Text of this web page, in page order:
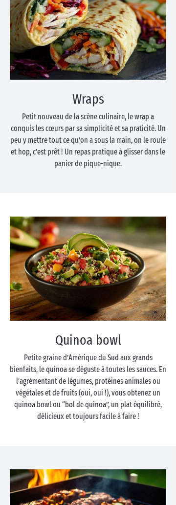
Wraps
Petit nouveau de la scène culinaire, le wrap a
conquis les cœurs par sa simplicité et sa praticité. Un
peu y mettre tout ce qu’on a sous la main, on le roule
et hop, c’est prêt ! Un repas pratique à glisser dans le
panier de pique-nique.
Quinoa bowl
Petite graine d’Amérique du Sud aux grands
bienfaits, le quinoa se déguste à toutes les sauces. En
l’agrémentant de légumes, protéines animales ou
végétales et de fruits (oui, oui !), vous obtenez un
quinoa bowl ou “bol de quinoa”, un plat équilibré,
délicieux et toujours facile à faire !